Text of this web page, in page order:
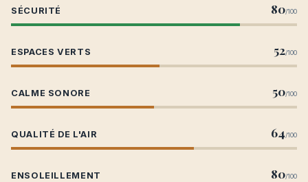
SÉCURITÉ 80/100
ESPACES VERTS 52/100
CALME SONORE 50/100
QUALITÉ DE L'AIR 64/100
ENSOLEILLEMENT 80/100